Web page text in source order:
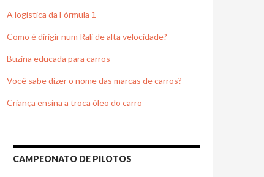
A logística da Fórmula 1
Como é dirigir num Rali de alta velocidade?
Buzina educada para carros
Você sabe dizer o nome das marcas de carros?
Criança ensina a troca óleo do carro
CAMPEONATO DE PILOTOS